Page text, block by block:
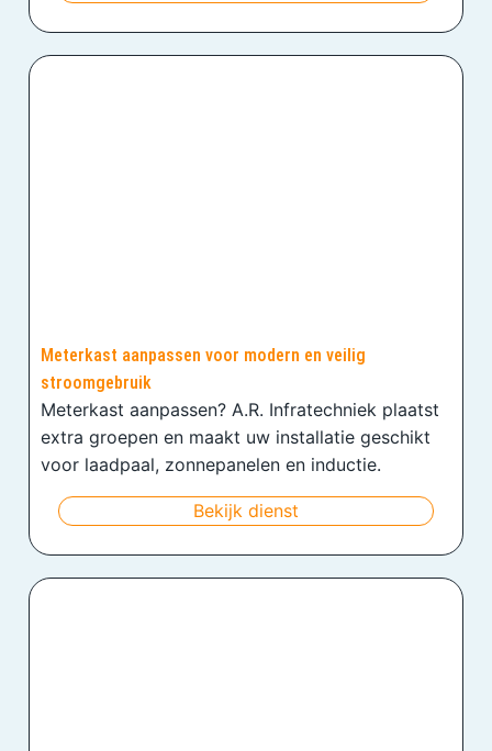
Meterkast aanpassen voor modern en veilig
stroomgebruik
Meterkast aanpassen? A.R. Infratechniek plaatst
extra groepen en maakt uw installatie geschikt
voor laadpaal, zonnepanelen en inductie.
Bekijk dienst